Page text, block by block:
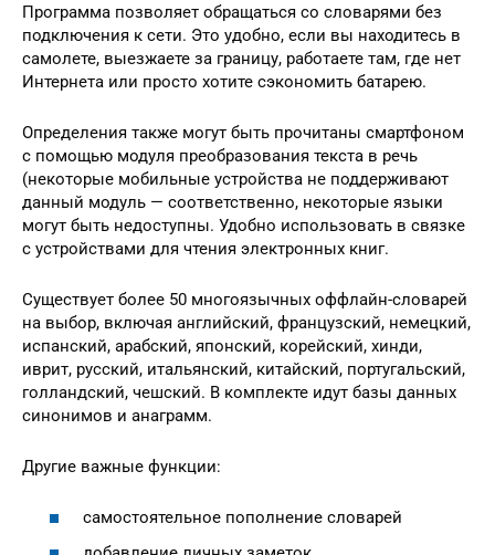
Программа позволяет обращаться со словарями без
подключения к сети. Это удобно, если вы находитесь в
самолете, выезжаете за границу, работаете там, где нет
Интернета или просто хотите сэкономить батарею.
Определения также могут быть прочитаны смартфоном
с помощью модуля преобразования текста в речь
(некоторые мобильные устройства не поддерживают
данный модуль — соответственно, некоторые языки
могут быть недоступны. Удобно использовать в связке
с устройствами для чтения электронных книг.
Существует более 50 многоязычных оффлайн-словарей
на выбор, включая английский, французский, немецкий,
испанский, арабский, японский, корейский, хинди,
иврит, русский, итальянский, китайский, португальский,
голландский, чешский. В комплекте идут базы данных
синонимов и анаграмм.
Другие важные функции:
самостоятельное пополнение словарей